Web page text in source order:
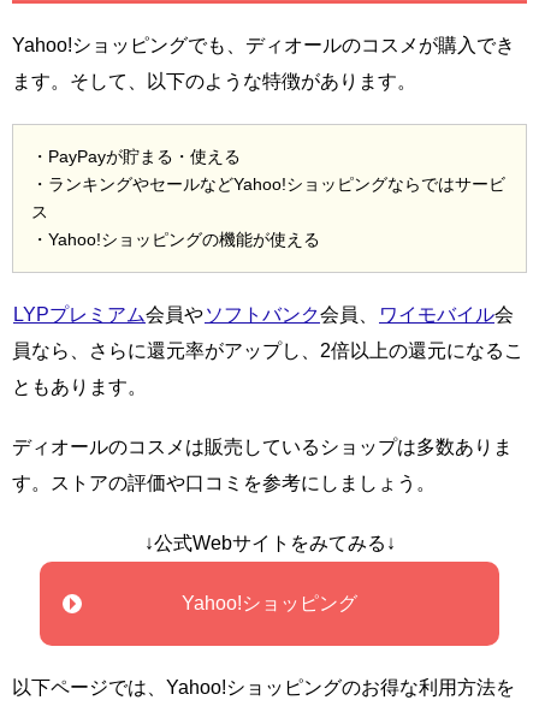
Yahoo!ショッピングでも、ディオールのコスメが購入でき
ます。そして、以下のような特徴があります。
・PayPayが貯まる・使える
・ランキングやセールなどYahoo!ショッピングならではサービ
ス
・Yahoo!ショッピングの機能が使える
LYPプレミアム会員やソフトバンク会員、 ワイモバイル会
員なら、さらに還元率がアップし、2倍以上の還元になるこ
ともあります。
ディオールのコスメは販売しているショップは多数ありま
す。ストアの評価や口コミを参考にしましょう。
↓公式Webサイトをみてみる↓
Yahoo!ショッピング
以下ページでは、Yahoo!ショッピングのお得な利用方法を